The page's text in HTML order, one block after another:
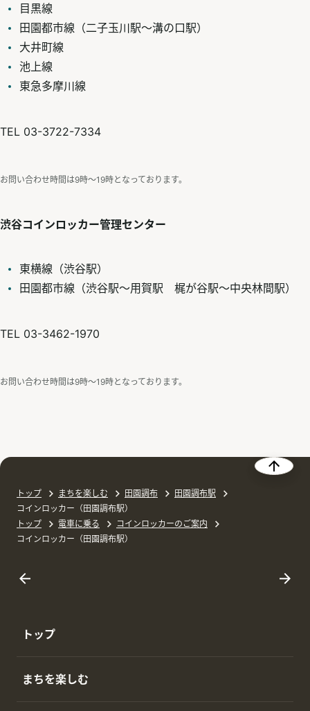
目黒線
田園都市線（二子玉川駅～溝の口駅）
大井町線
池上線
東急多摩川線
TEL 03-3722-7334
お問い合わせ時間は9時〜19時となっております。
渋谷コインロッカー管理センター
東横線（渋谷駅）
田園都市線（渋谷駅～用賀駅 梶が谷駅～中央林間駅）
TEL 03-3462-1970
お問い合わせ時間は9時〜19時となっております。
トップ まちを楽しむ 田園調布
田園調布駅
コインロッカー（田園調布駅）
トップ
電車に乗る
コインロッカーのご案内
コインロッカー（田園調布駅）
トップ
まちを楽しむ